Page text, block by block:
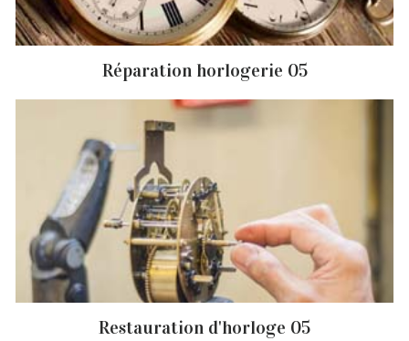
Réparation horlogerie 05
Restauration d'horloge 05